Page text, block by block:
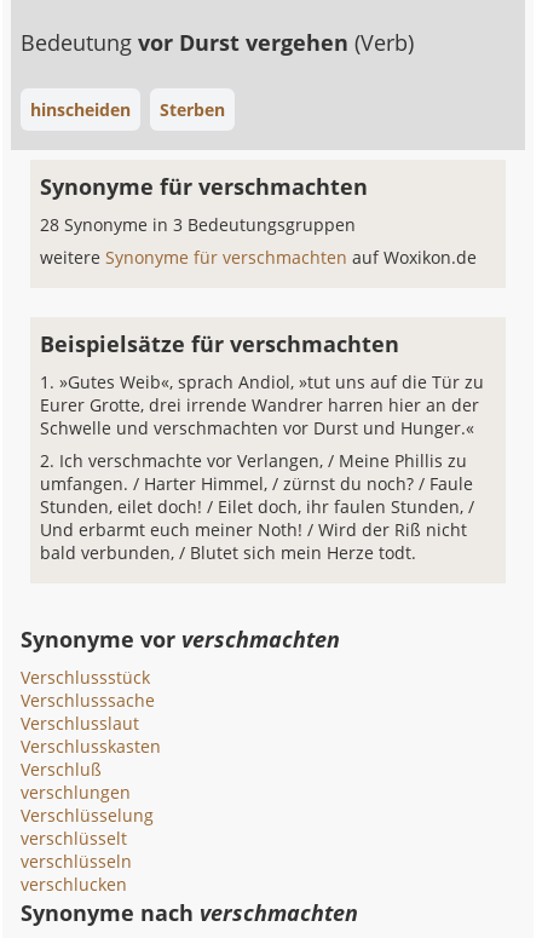
Bedeutungvor Durst vergehen(Verb)
hinscheiden Sterben
Synonyme für verschmachten
28 Synonyme in 3 Bedeutungsgruppen
weitereSynonyme für verschmachtenauf Woxikon.de
Beispielsätze für verschmachten
»Gutes Weib«, sprach Andiol, »tut uns auf die Tür zu
Eurer Grotte, drei irrende Wandrer harren hier an der
Schwelle und verschmachten vor Durst und Hunger.«
Ich verschmachte vor Verlangen, / Meine Phillis zu
umfangen. / Harter Himmel, / zürnst du noch? / Faule
Stunden, eilet doch! / Eilet doch, ihr faulen Stunden, /
Und erbarmt euch meiner Noth! / Wird der Riß nicht
bald verbunden, / Blutet sich mein Herze todt.
Synonyme vor verschmachten
Verschlussstück
Verschlusssache
Verschlusslaut
Verschlusskasten
Verschluß
verschlungen
Verschlüsselung
verschlüsselt
verschlüsseln
verschlucken
Synonyme nach verschmachten